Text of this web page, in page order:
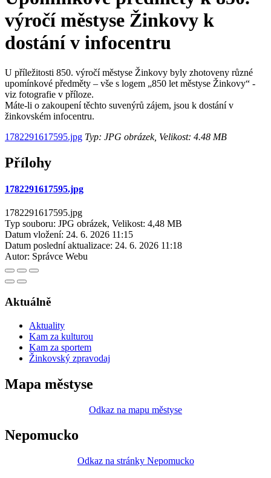
výročí městyse Žinkovy k
dostání v infocentru
U příležitosti 850. výročí městyse Žinkovy byly zhotoveny různé
upomínkové předměty – vše s logem „850 let městyse Žinkovy“ -
viz fotografie v příloze.
Máte-li o zakoupení těchto suvenýrů zájem, jsou k dostání v
žinkovském infocentru.
1782291617595.jpg Typ: JPG obrázek, Velikost: 4.48 MB
Přílohy
1782291617595.jpg
1782291617595.jpg
Typ souboru: JPG obrázek, Velikost: 4,48 MB
Datum vložení: 24. 6. 2026 11:15
Datum poslední aktualizace: 24. 6. 2026 11:18
Autor: Správce Webu
Aktuálně
Aktuality
Kam za kulturou
Kam za sportem
Žinkovský zpravodaj
Mapa městyse
Odkaz na mapu městyse
Nepomucko
Odkaz na stránky Nepomucko